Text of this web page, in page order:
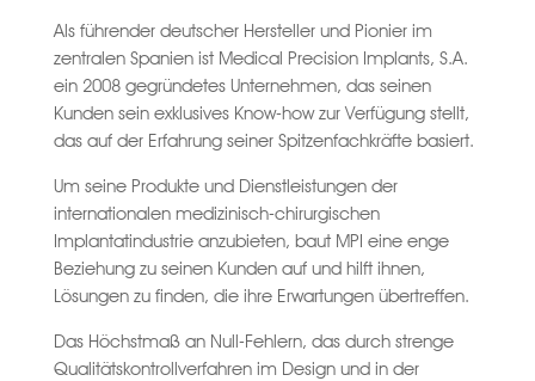
Als führender deutscher Hersteller und Pionier im
zentralen Spanien ist Medical Precision Implants, S.A.
ein 2008 gegründetes Unternehmen, das seinen
Kunden sein exklusives Know-how zur Verfügung stellt,
das auf der Erfahrung seiner Spitzenfachkräfte basiert.
Um seine Produkte und Dienstleistungen der
internationalen medizinisch-chirurgischen
Implantatindustrie anzubieten, baut MPI eine enge
Beziehung zu seinen Kunden auf und hilft ihnen,
Lösungen zu finden, die ihre Erwartungen übertreffen.
Das Höchstmaß an Null-Fehlern, das durch strenge
Qualitätskontrollverfahren im Design und in der